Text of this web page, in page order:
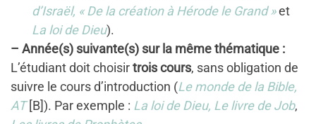
d’Israël, « De la création à Hérode le Grand »et
La loi de Dieu).
– Année(s) suivante(s) sur la même thématique :
L’étudiant doit choisirtrois cours, sans obligation de
suivre le cours d’introduction (Le monde de la Bible,
AT[B]). Par exemple : La loi de Dieu, Le livre de Job,